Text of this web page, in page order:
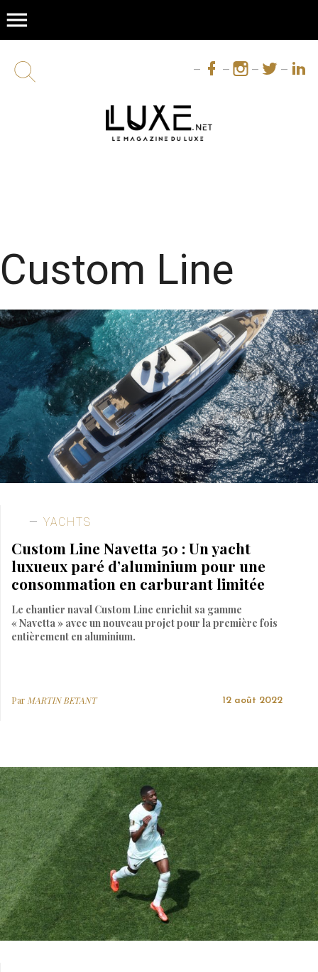
menu
Custom Line
YACHTS
Custom Line Navetta 50 : Un yacht
luxueux paré d’aluminium pour une
consommation en carburant limitée
Le chantier naval Custom Line enrichit sa gamme
« Navetta » avec un nouveau projet pour la première fois
entièrement en aluminium.
Par MARTIN BETANT 12 août 2022